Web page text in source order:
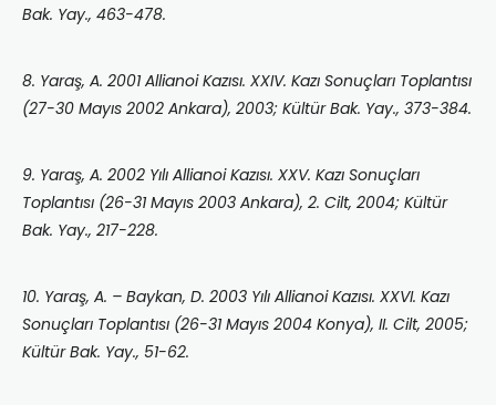
Bak. Yay., 463-478.
8. Yaraş, A. 2001 Allianoi Kazısı. XXIV. Kazı Sonuçları Toplantısı
(27-30 Mayıs 2002 Ankara), 2003; Kültür Bak. Yay., 373-384.
9. Yaraş, A. 2002 Yılı Allianoi Kazısı. XXV. Kazı Sonuçları
Toplantısı (26-31 Mayıs 2003 Ankara), 2. Cilt, 2004; Kültür
Bak. Yay., 217-228.
10. Yaraş, A. – Baykan, D. 2003 Yılı Allianoi Kazısı. XXVI. Kazı
Sonuçları Toplantısı (26-31 Mayıs 2004 Konya), II. Cilt, 2005;
Kültür Bak. Yay., 51-62.